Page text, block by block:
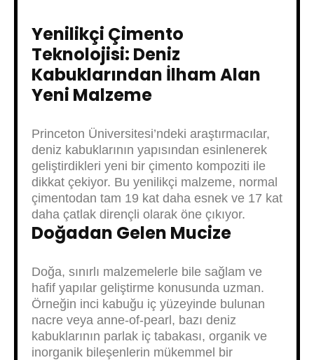
Yenilikçi Çimento
Teknolojisi: Deniz
Kabuklarından İlham Alan
Yeni Malzeme
Princeton Üniversitesi’ndeki araştırmacılar,
deniz kabuklarının yapısından esinlenerek
geliştirdikleri yeni bir çimento kompoziti ile
dikkat çekiyor. Bu yenilikçi malzeme, normal
çimentodan tam 19 kat daha esnek ve 17 kat
daha çatlak dirençli olarak öne çıkıyor.
Doğadan Gelen Mucize
Doğa, sınırlı malzemelerle bile sağlam ve
hafif yapılar geliştirme konusunda uzman.
Örneğin inci kabuğu iç yüzeyinde bulunan
nacre veya anne-of-pearl, bazı deniz
kabuklarının parlak iç tabakası, organik ve
inorganik bileşenlerin mükemmel bir